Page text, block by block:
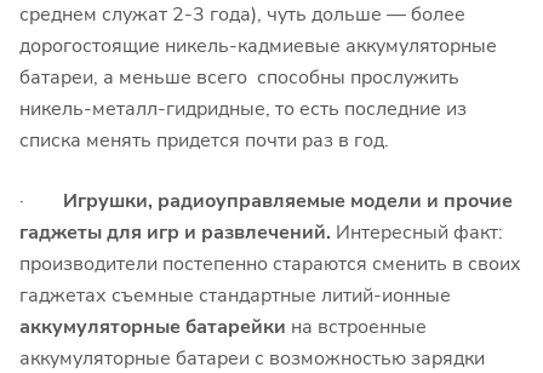
среднем служат 2-3 года), чуть дольше — более
дорогостоящие никель-кадмиевые аккумуляторные
батареи, а меньше всего способны прослужить
никель-металл-гидридные, то есть последние из
списка менять придется почти раз в год.
· Игрушки, радиоуправляемые модели и прочие
гаджеты для игр и развлечений. Интересный факт:
производители постепенно стараются сменить в своих
гаджетах съемные стандартные литий-ионные
аккумуляторные батарейки на встроенные
аккумуляторные батареи с возможностью зарядки